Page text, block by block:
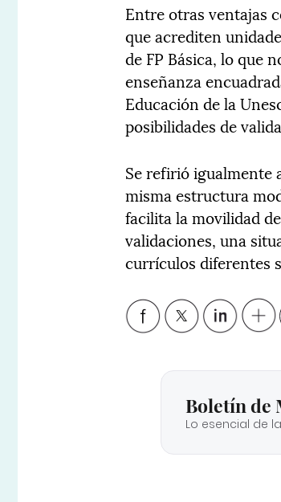
Entre otras ventajas
que acrediten
de FP Básica, lo que
enseñanza
Educación de la
posibilidades de
Se refirió igualmente
misma estructura
facilita la movilidad
validaciones, una
currículos diferentes
Boletín de
Lo esencial de